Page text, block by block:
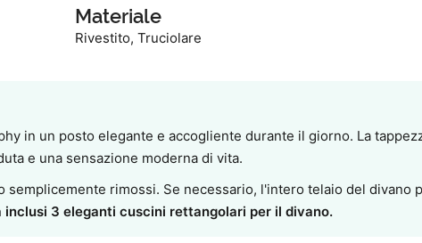
Materiale
Rivestito, Truciolare
in un posto elegante e accogliente durante il giorno. La
e una sensazione moderna di vita.
rimossi. Se necessario, l'intero telaio del divano
inclusi 3 eleganti cuscini rettangolari per il divano.